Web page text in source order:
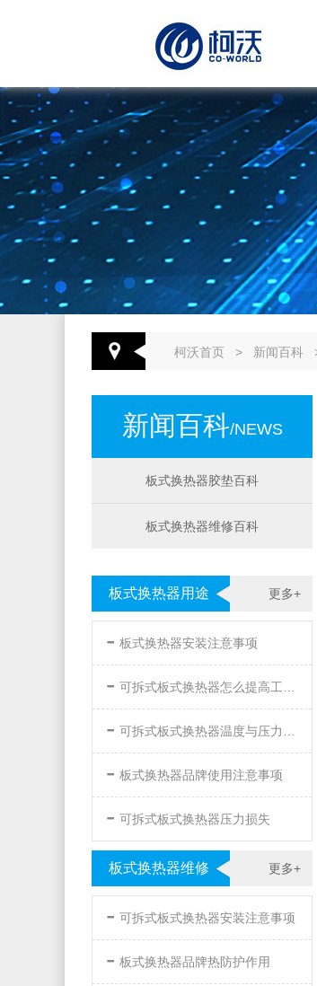
柯沃首页 > 新闻百科
新闻百科/NEWS
板式换热器胶垫百科
板式换热器维修百科
更多+
板式换热器用途
- 板式换热器安装注意事项
- 可拆式板式换热器怎么提高工作效率
- 可拆式板式换热器温度与压力的要求
- 板式换热器品牌使用注意事项
- 可拆式板式换热器压力损失
更多+
板式换热器维修
- 可拆式板式换热器安装注意事项
- 板式换热器品牌热防护作用